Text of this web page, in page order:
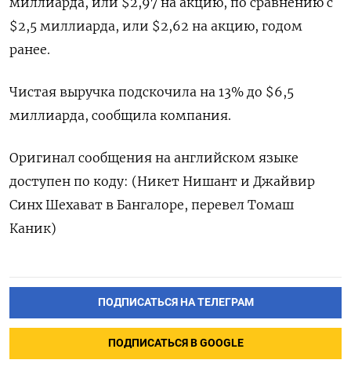
$2,5 миллиарда, или $2,62 на акцию, годом
ранее.
Чистая выручка подскочила на 13% до $6,5
миллиарда, сообщила компания.
Оригинал сообщения на английском языке
доступен по коду: (Никет Нишант и Джайвир
Синх Шехават в Бангалоре, перевел Томаш
Каник)
ПОДПИСАТЬСЯ НА ТЕЛЕГРАМ
ПОДПИСАТЬСЯ В GOOGLE